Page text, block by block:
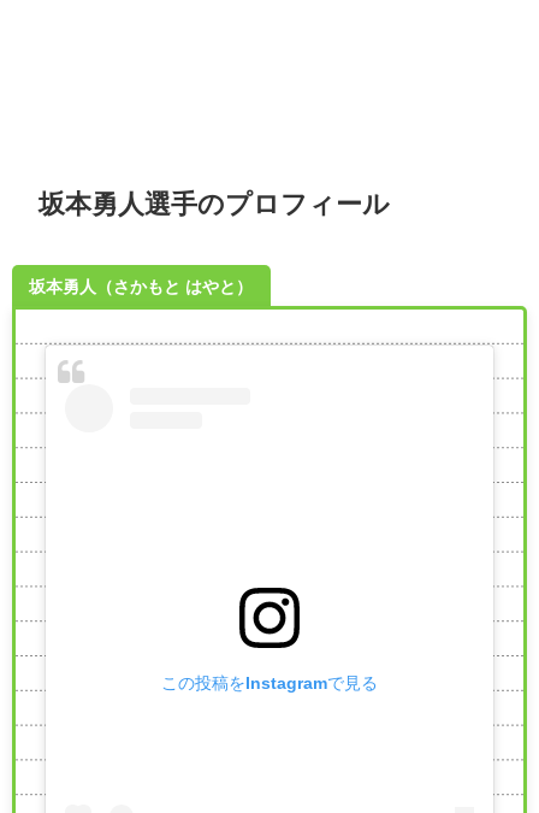
坂本勇人選手のプロフィール
坂本勇人（さかもと はやと）
この投稿をInstagramで見る